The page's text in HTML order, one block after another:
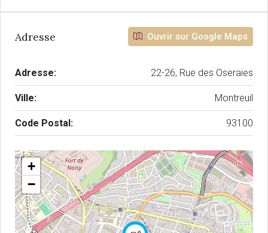
Adresse Ouvrir sur Google Maps
Adresse: 22-26, Rue des Oseraies
Ville: Montreuil
Code Postal: 93100
+
−